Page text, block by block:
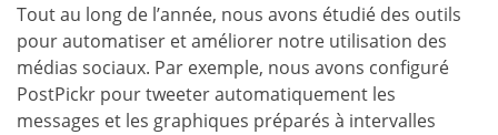
Tout au long de l’année, nous avons étudié des outils
pour automatiser et améliorer notre utilisation des
médias sociaux. Par exemple, nous avons configuré
PostPickr pour tweeter automatiquement les
messages et les graphiques préparés à intervalles